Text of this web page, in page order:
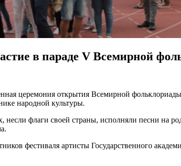
в параде V Всемирной
церемония открытия Всемирной
народной культуры.
флаги своей страны, исполняли песни на
фестиваля артисты Государственного